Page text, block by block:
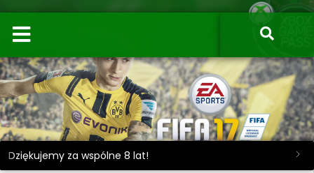
Dziękujemy za wspólne 8 lat!